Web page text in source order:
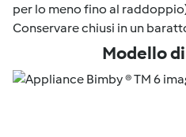
per lo meno fino al
Conservare chiusi in un
Modello